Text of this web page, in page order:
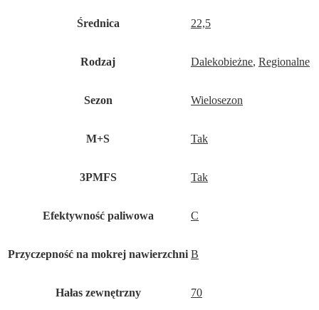
Średnica 22,5
Rodzaj Dalekobieżne, Regionalne
Sezon Wielosezon
M+S Tak
3PMFS Tak
Efektywność paliwowa C
Przyczepność na mokrej nawierzchni B
Hałas zewnętrzny 70